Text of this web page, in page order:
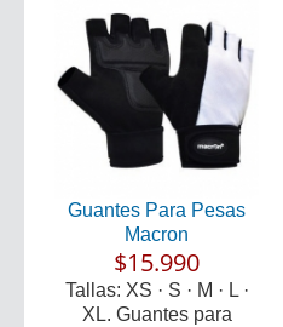
Guantes Para Pesas
Macron
$15.990
Tallas: XS · S · M · L ·
XL. Guantes para